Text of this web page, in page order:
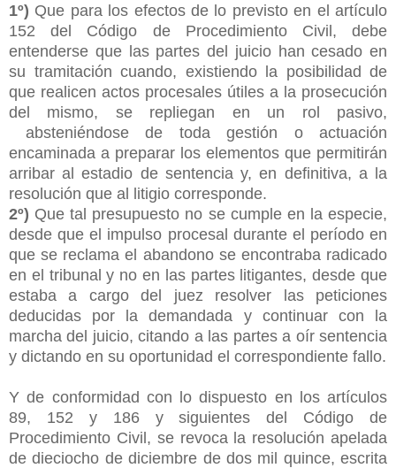
1º) Que para los efectos de lo previsto en el artículo
152 del Código de Procedimiento Civil, debe
entenderse que las partes del juicio han cesado en
su tramitación cuando, existiendo la posibilidad de
que realicen actos procesales útiles a la prosecución
del mismo, se repliegan en un rol pasivo,
absteniéndose de toda gestión o actuación
encaminada a preparar los elementos que permitirán
arribar al estadio de sentencia y, en definitiva, a la
resolución que al litigio corresponde.
2º) Que tal presupuesto no se cumple en la especie,
desde que el impulso procesal durante el período en
que se reclama el abandono se encontraba radicado
en el tribunal y no en las partes litigantes, desde que
estaba a cargo del juez resolver las peticiones
deducidas por la demandada y continuar con la
marcha del juicio, citando a las partes a oír sentencia
y dictando en su oportunidad el correspondiente fallo.
Y de conformidad con lo dispuesto en los artículos
89, 152 y 186 y siguientes del Código de
Procedimiento Civil, se revoca la resolución apelada
de dieciocho de diciembre de dos mil quince, escrita